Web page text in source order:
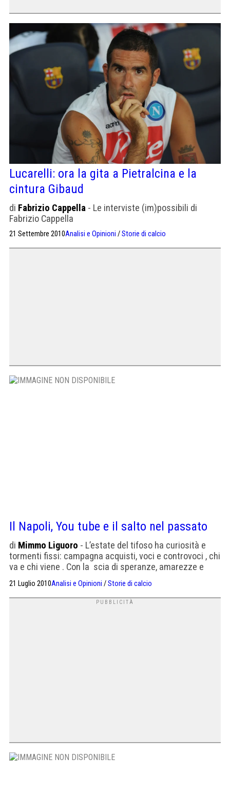
Lucarelli: ora la gita a Pietralcina e la
cintura Gibaud
di Fabrizio Cappella - Le interviste (im)possibili di
Fabrizio Cappella
21 Settembre 2010Analisi e Opinioni /Storie di calcio
Il Napoli, You tube e il salto nel passato
di Mimmo Liguoro - L’estate del tifoso ha curiosità e
tormenti fissi: campagna acquisti, voci e controvoci , chi
va e chi viene . Con la scia di speranze, amarezze e
Di stagioni passate , di calciatori in attività solo nella
memoria di chi li vide in […]
21 Luglio 2010Analisi e Opinioni /Storie di calcio